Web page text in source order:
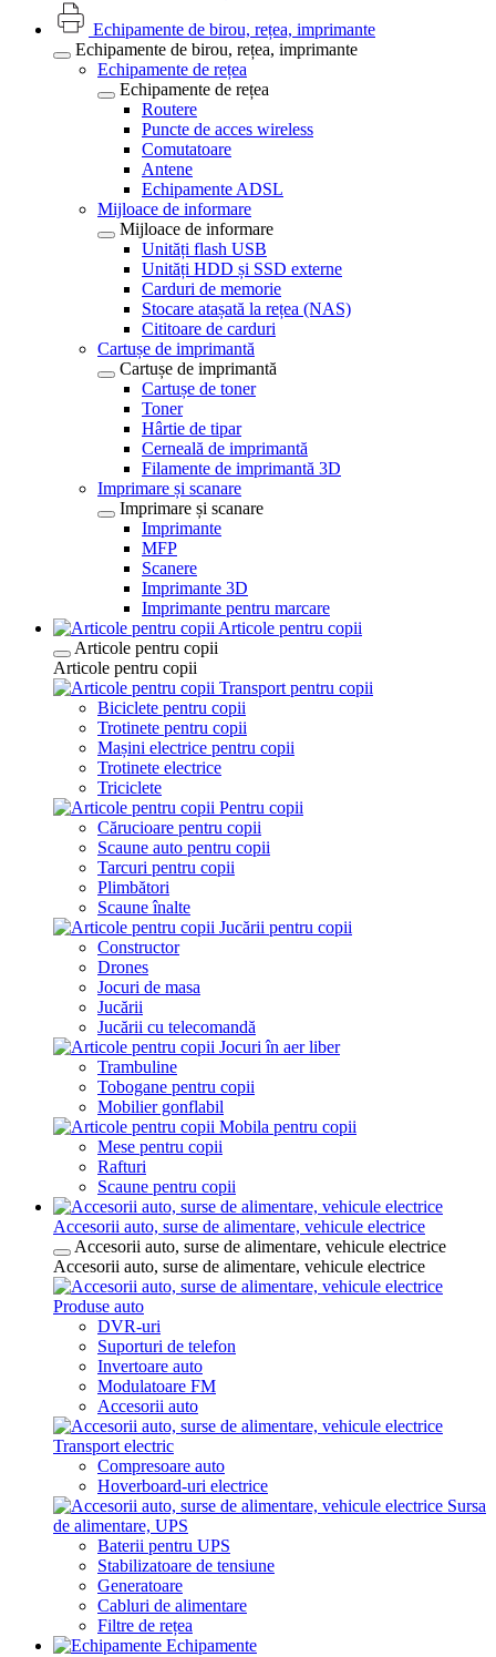
Echipamente de birou, rețea, imprimante
Echipamente de birou, rețea, imprimante
Echipamente de rețea
Echipamente de rețea
Routere
Puncte de acces wireless
Comutatoare
Antene
Echipamente ADSL
Mijloace de informare
Mijloace de informare
Unități flash USB
Unități HDD și SSD externe
Carduri de memorie
Stocare atașată la rețea (NAS)
Cititoare de carduri
Cartușe de imprimantă
Cartușe de imprimantă
Cartușe de toner
Toner
Hârtie de tipar
Cerneală de imprimantă
Filamente de imprimantă 3D
Imprimare și scanare
Imprimare și scanare
Imprimante
MFP
Scanere
Imprimante 3D
Imprimante pentru marcare
Articole pentru copii
Articole pentru copii
Articole pentru copii
Transport pentru copii
Biciclete pentru copii
Trotinete pentru copii
Mașini electrice pentru copii
Trotinete electrice
Triciclete
Pentru copii
Cărucioare pentru copii
Scaune auto pentru copii
Tarcuri pentru copii
Plimbători
Scaune înalte
Jucării pentru copii
Constructor
Drones
Jocuri de masa
Jucării
Jucării cu telecomandă
Jocuri în aer liber
Trambuline
Tobogane pentru copii
Mobilier gonflabil
Mobila pentru copii
Mese pentru copii
Rafturi
Scaune pentru copii
Accesorii auto, surse de alimentare, vehicule electrice
Accesorii auto, surse de alimentare, vehicule electrice
Accesorii auto, surse de alimentare, vehicule electrice
Produse auto
DVR-uri
Suporturi de telefon
Invertoare auto
Modulatoare FM
Accesorii auto
Transport electric
Compresoare auto
Hoverboard-uri electrice
Sursa
de alimentare, UPS
Baterii pentru UPS
Stabilizatoare de tensiune
Generatoare
Cabluri de alimentare
Filtre de rețea
Echipamente